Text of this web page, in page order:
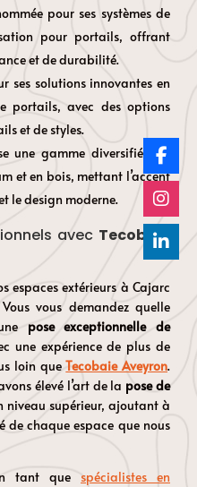
pour ses systèmes de
pour portails, offrant
et de durabilité.
ses solutions innovantes en
portails, avec des options
et de styles.
une gamme diversifiée de
et en bois, mettant l’accent
le design moderne.
avec Tecobaie
espaces extérieurs à Cajarc
vous demandez quelle
pose exceptionnelle de
une expérience de plus de
loin queTecobaie Aveyron.
élevé l’art de la pose de
niveau supérieur, ajoutant à
chaque espace que nous
tant que spécialistes en